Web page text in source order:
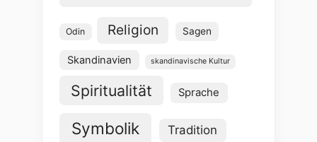
Odin Religion Sagen
Skandinavien skandinavische Kultur
Spiritualität Sprache
Symbolik Tradition